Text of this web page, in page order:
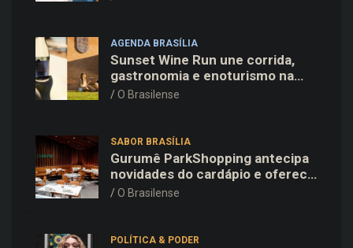
AGENDA BRASÍLIA
Sunset Wine Run une corrida,
gastronomia e enoturismo na
Vinícola Brasília
O Brasilense
SABOR BRASÍLIA
Gurumê ParkShopping antecipa
novidades do cardápio e oferece
25% de desconto no delivery
O Brasilense
POLÍTICA & PODER